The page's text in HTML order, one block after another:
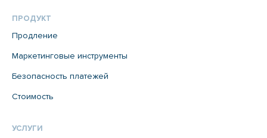
ПРОДУКТ
Продление
Маркетинговые инструменты
Безопасность платежей
Стоимость
УСЛУГИ